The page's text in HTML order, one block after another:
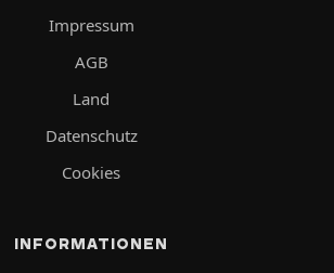
Impressum
AGB
Land
Datenschutz
Cookies
INFORMATIONEN